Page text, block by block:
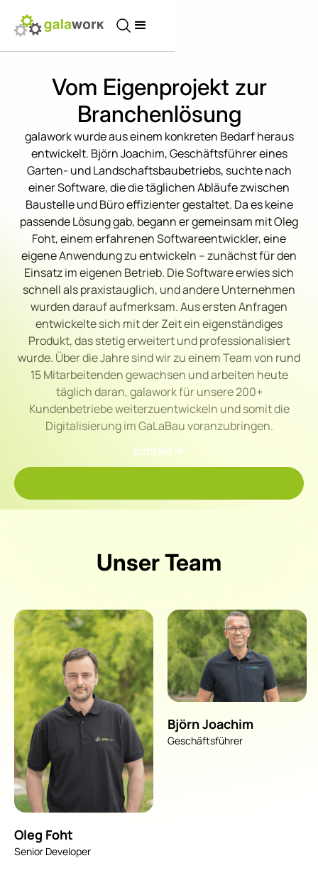
Vom Eigenprojekt zur
Branchenlösung
galawork wurde aus einem konkreten Bedarf heraus
entwickelt. Björn Joachim, Geschäftsführer eines
Garten- und Landschaftsbaubetriebs, suchte nach
einer Software, die die täglichen Abläufe zwischen
Baustelle und Büro effizienter gestaltet. Da es keine
passende Lösung gab, begann er gemeinsam mit Oleg
Foht, einem erfahrenen Softwareentwickler, eine
eigene Anwendung zu entwickeln – zunächst für den
Einsatz im eigenen Betrieb. Die Software erwies sich
schnell als praxistauglich, und andere Unternehmen
wurden darauf aufmerksam. Aus ersten Anfragen
entwickelte sich mit der Zeit ein eigenständiges
Produkt, das stetig erweitert und professionalisiert
wurde. Über die Jahre sind wir zu einem Team von rund
15 Mitarbeitenden gewachsen und arbeiten heute
täglich daran, galawork für unsere 200+
Kundenbetriebe weiterzuentwickeln und somit die
Digitalisierung im GaLaBau voranzubringen.
Kontakt
Unser Team
Oleg Foht
Senior Developer
Björn Joachim
Geschäftsführer